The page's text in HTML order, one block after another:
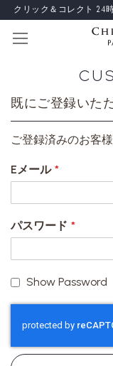
クリック＆コレクト 24
既にご登録いた
ご登録済みのお客
Eメール
パスワード
Show Password